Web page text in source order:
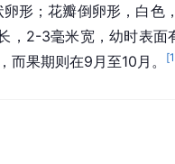
形；花瓣倒卵形，白色
，2-3毫米宽，幼时表面
果期则在9月至10月。
[1